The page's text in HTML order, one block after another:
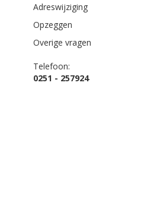
Adreswijziging
Opzeggen
Overige vragen
Telefoon:
0251 - 257924